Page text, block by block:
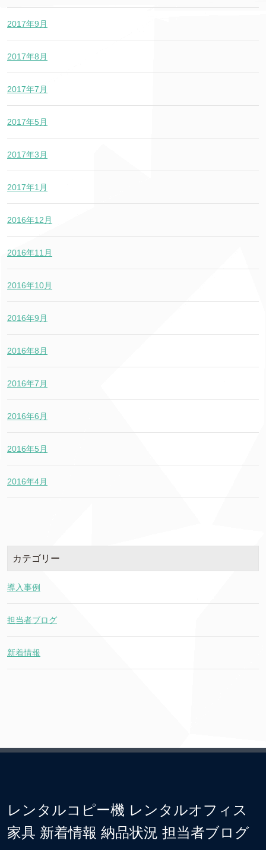
2017年9月
2017年8月
2017年7月
2017年5月
2017年3月
2017年1月
2016年12月
2016年11月
2016年10月
2016年9月
2016年8月
2016年7月
2016年6月
2016年5月
2016年4月
カテゴリー
導入事例
担当者ブログ
新着情報
レンタルコピー機 レンタルオフィス
家具 新着情報 納品状況 担当者ブログ